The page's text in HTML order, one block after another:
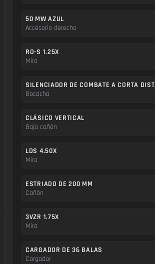
50 MW AZUL
Accesorio derecho
RO-S 1.25X
Mira
Bocacha
CLÁSICO VERTICAL
Bajo cañón
LDS 4.50X
Mira
ESTRIADO DE 200 MM
Cañón
3VZR 1.75X
Mira
CARGADOR DE 36 BALAS
Cargador